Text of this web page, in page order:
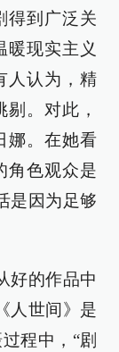
得到广泛关
暖现实主义
人认为，精
。对此，
娜。在她看
角色观众是
是因为足够
好的作品中
人世间》是
程中，“剧